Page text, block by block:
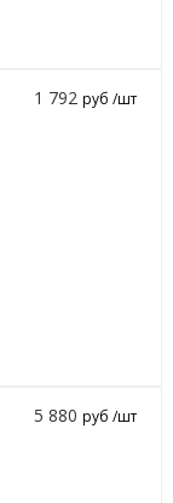
1 792руб /шт
5 880руб /шт